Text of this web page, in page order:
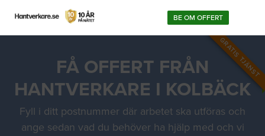
BE OM OFFERT
GRATIS TJÄNST
FÅ OFFERT FRÅN
HANTVERKARE I KOLBÄCK
Fyll i ditt postnummer där arbetet ska utföras och
ange sedan vad du behöver ha hjälp med och vi